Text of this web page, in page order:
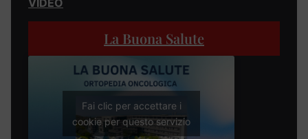
La Buona Salute
Fai clic per accettare i
cookie per questo servizio